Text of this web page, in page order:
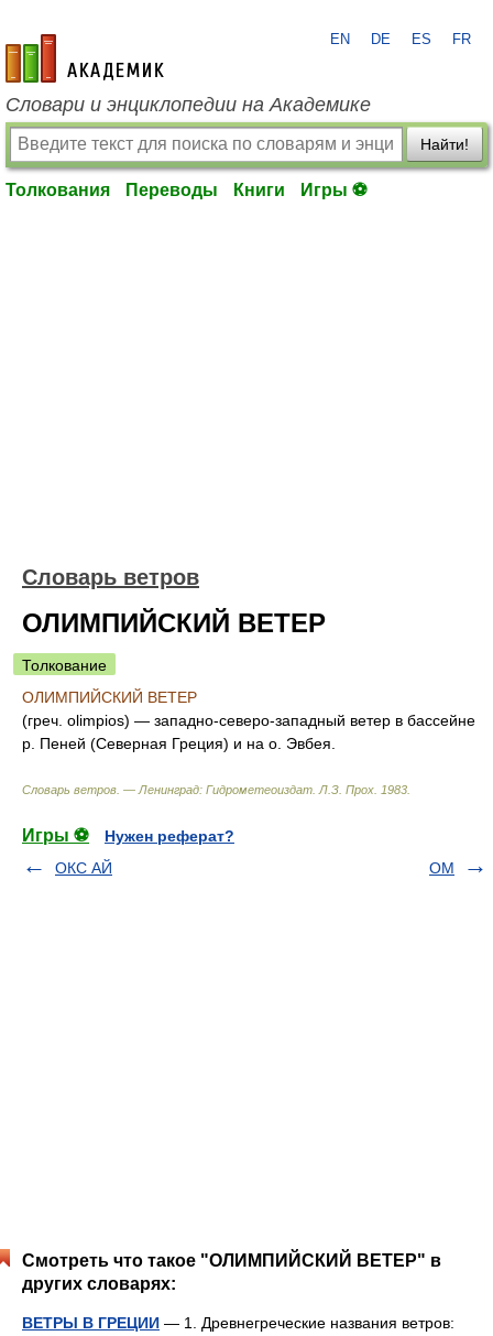
academic.ru
EN DE ES FR
Словари и энциклопедии на Академике
Найти!
Толкования Переводы Книги Игры ⚽
Словарь ветров
ОЛИМПИЙСКИЙ ВЕТЕР
Толкование
ОЛИМПИЙСКИЙ ВЕТЕР
(греч. olimpios) — западно-северо-западный ветер в бассейне
р. Пеней (Северная Греция) и на о. Эвбея.
Словарь ветров. — Ленинград: Гидрометеоиздат Л.З. Прох 1983
Игры ⚽
Нужен реферат?
ОКС АЙ
ОМ
Смотреть что такое "ОЛИМПИЙСКИЙ ВЕТЕР" в
других словарях:
ВЕТРЫ В ГРЕЦИИ — 1. Древнегреческие названия ветров: